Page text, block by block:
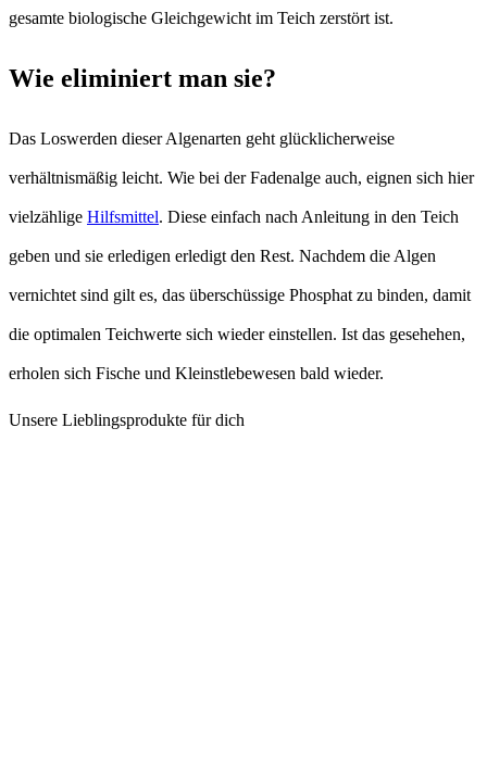
gesamte biologische Gleichgewicht im Teich zerstört ist.
Wie eliminiert man sie?
Das Loswerden dieser Algenarten geht glücklicherweise
verhältnismäßig leicht. Wie bei der Fadenalge auch, eignen sich hier
vielzählige Hilfsmittel. Diese einfach nach Anleitung in den Teich
geben und sie erledigen erledigt den Rest. Nachdem die Algen
vernichtet sind gilt es, das überschüssige Phosphat zu binden, damit
die optimalen Teichwerte sich wieder einstellen. Ist das gesehehen,
erholen sich Fische und Kleinstlebewesen bald wieder.
Unsere Lieblingsprodukte für dich